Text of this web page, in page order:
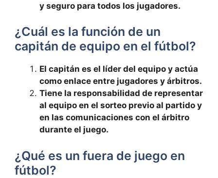
y seguro para todos los jugadores.
¿Cuál es la función de un
capitán de equipo en el fútbol?
El capitán es el líder del equipo y actúa
como enlace entre jugadores y árbitros.
Tiene la responsabilidad de representar
al equipo en el sorteo previo al partido y
en las comunicaciones con el árbitro
durante el juego.
¿Qué es un fuera de juego en
fútbol?